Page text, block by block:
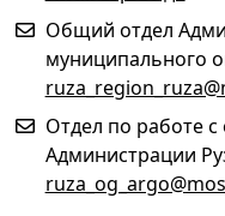
Общий отдел
муниципального
Отдел по работе
Администрации